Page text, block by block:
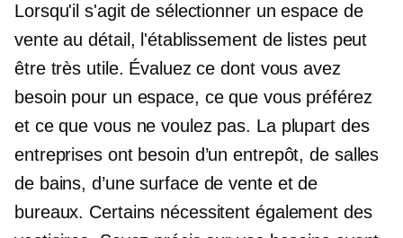
Lorsqu'il s'agit de sélectionner un espace de
vente au détail, l'établissement de listes peut
être très utile. Évaluez ce dont vous avez
besoin pour un espace, ce que vous préférez
et ce que vous ne voulez pas. La plupart des
entreprises ont besoin d’un entrepôt, de salles
de bains, d’une surface de vente et de
bureaux. Certains nécessitent également des